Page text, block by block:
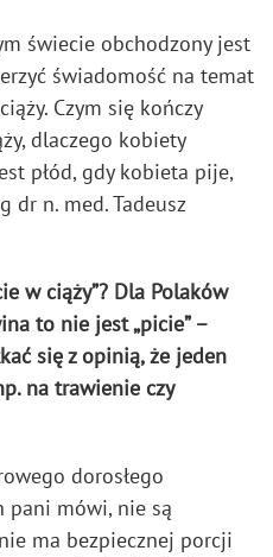
świecie obchodzony jest
świadomość na temat
Czym się kończy
dlaczego kobiety
płód, gdy kobieta pije,
n. med. Tadeusz
w ciąży”? Dla Polaków
to nie jest „picie” –
się z opinią, że jeden
na trawienie czy
dorosłego
pani mówi, nie są
ma bezpiecznej porcji